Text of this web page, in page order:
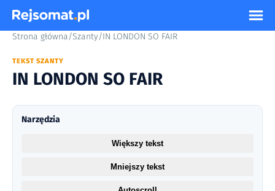
Strona główna/Szanty/IN LONDON SO FAIR
TEKST SZANTY
IN LONDON SO FAIR
Narzędzia
Większy tekst
Mniejszy tekst